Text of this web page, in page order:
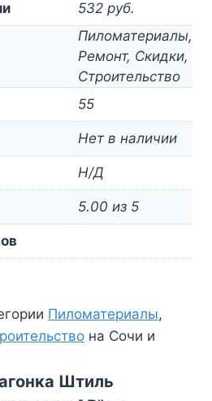
532 руб.
Пиломатериалы,
Ремонт, Скидки,
Строительство
55
Нет в наличии
Н/Д
5.00 из 5
Пиломатериалы,
на Сочи и
Штиль